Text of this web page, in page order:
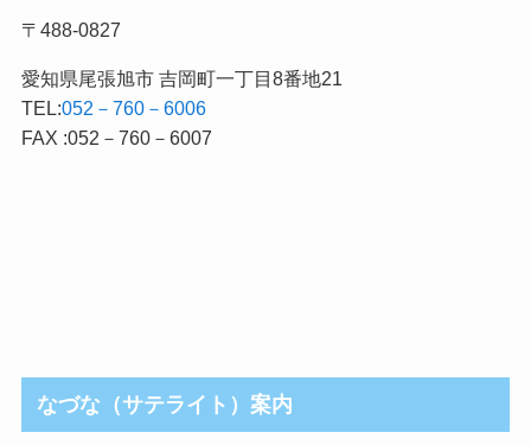
〒488-0827
愛知県尾張旭市 吉岡町一丁目8番地21
TEL:052－760－6006
FAX :052－760－6007
なづな（サテライト）案内